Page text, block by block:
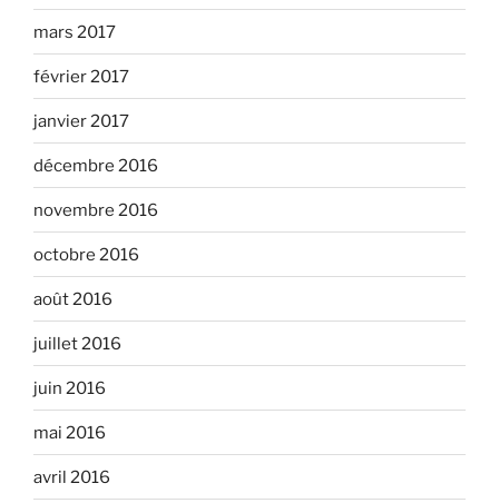
mars 2017
février 2017
janvier 2017
décembre 2016
novembre 2016
octobre 2016
août 2016
juillet 2016
juin 2016
mai 2016
avril 2016